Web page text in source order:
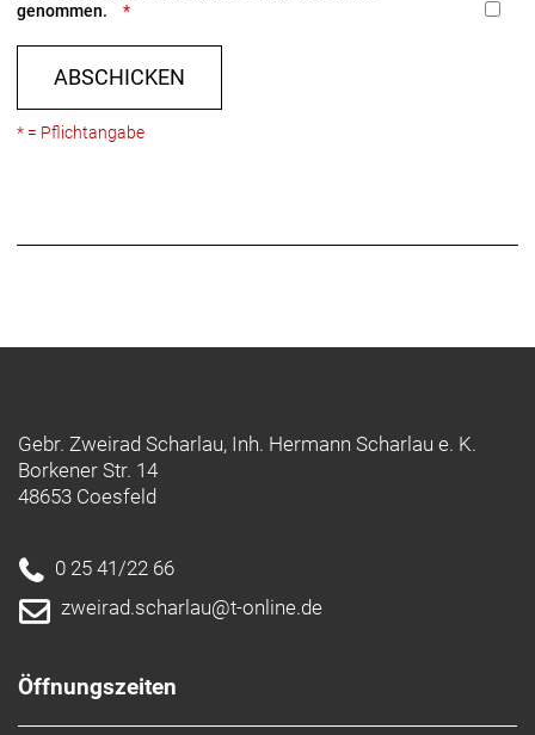
genommen.
ABSCHICKEN
* = Pflichtangabe
Gebr. Zweirad Scharlau, Inh. Hermann Scharlau e. K.
Borkener Str. 14
48653 Coesfeld
0 25 41/22 66
zweirad.scharlau@t-online.de
Öffnungszeiten